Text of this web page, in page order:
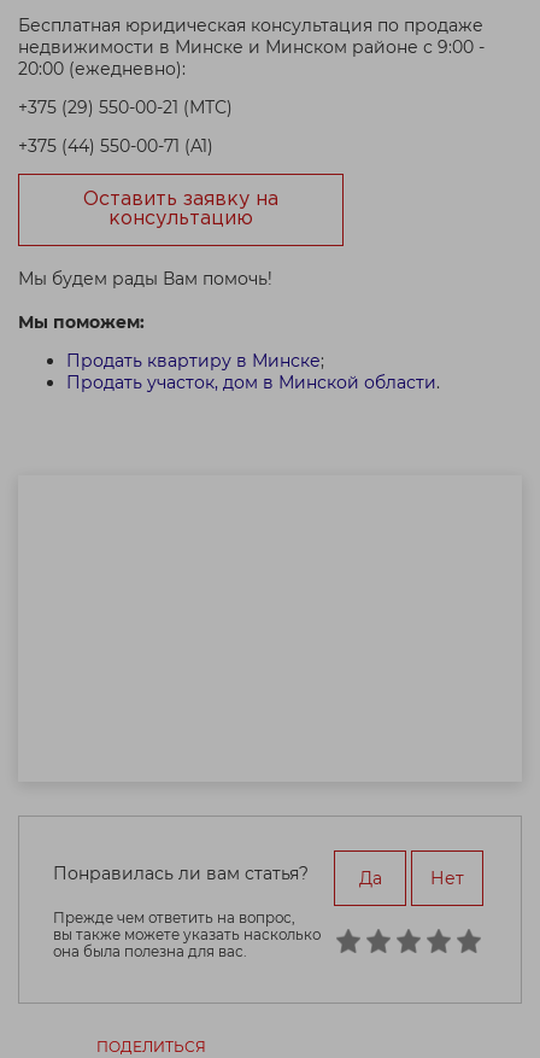
Бесплатная юридическая консультация по продаже
недвижимости в Минске и Минском районе с 9:00 -
20:00 (ежедневно):
+375 (29) 550-00-21 (МТС)
+375 (44) 550-00-71 (A1)
Оставить заявку на
консультацию
Мы будем рады Вам помочь!
Мы поможем:
Продать квартиру в Минске;
Продать участок, дом в Минской области.
Понравилась ли вам статья?
Прежде чем ответить на вопрос,
вы также можете указать насколько
она была полезна для вас.
Да Нет
ПОДЕЛИТЬСЯ